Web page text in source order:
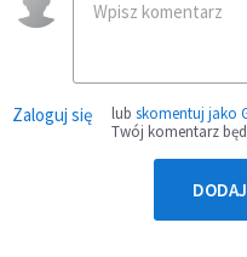
Zaloguj się lub skomentuj jako
Twój komentarz